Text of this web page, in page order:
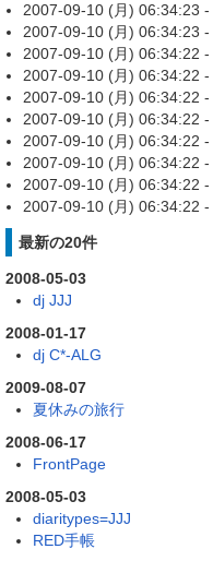
2007-09-10 (月) 06:34:23 -
2007-09-10 (月) 06:34:23 -
2007-09-10 (月) 06:34:22 -
2007-09-10 (月) 06:34:22 -
2007-09-10 (月) 06:34:22 -
2007-09-10 (月) 06:34:22 -
2007-09-10 (月) 06:34:22 -
2007-09-10 (月) 06:34:22 -
2007-09-10 (月) 06:34:22 -
2007-09-10 (月) 06:34:22 -
最新の20件
2008-05-03
dj JJJ
2008-01-17
dj C*-ALG
2009-08-07
夏休みの旅行
2008-06-17
FrontPage
2008-05-03
diaritypes=JJJ
RED手帳